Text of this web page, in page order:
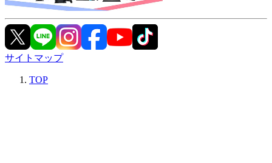
サイトマップ
TOP